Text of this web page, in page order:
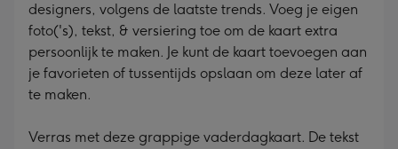
designers, volgens de laatste trends. Voeg je eigen
foto('s), tekst, & versiering toe om de kaart extra
persoonlijk te maken. Je kunt de kaart toevoegen aan
je favorieten of tussentijds opslaan om deze later af
te maken.
Verras met deze grappige vaderdagkaart. De tekst